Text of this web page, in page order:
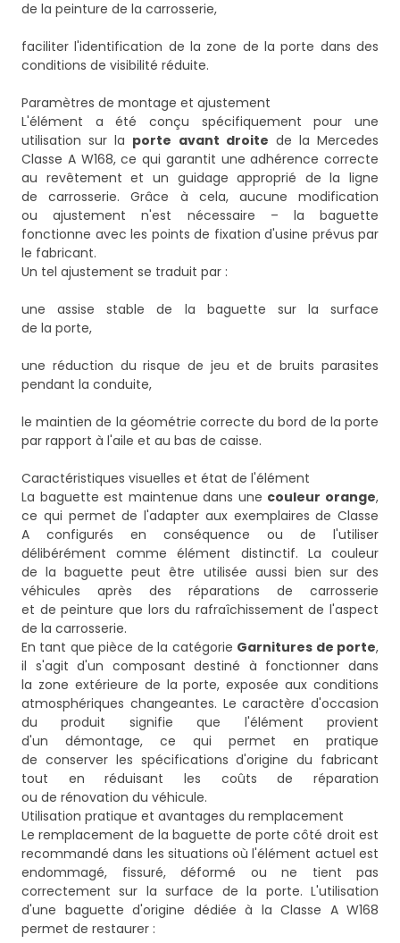
de la peinture de la carrosserie,
faciliter l'identification de la zone de la porte dans des
conditions de visibilité réduite.
Paramètres de montage et ajustement
L'élément a été conçu spécifiquement pour une
utilisation sur la porte avant droite de la Mercedes
Classe A W168, ce qui garantit une adhérence correcte
au revêtement et un guidage approprié de la ligne
de carrosserie. Grâce à cela, aucune modification
ou ajustement n'est nécessaire – la baguette
fonctionne avec les points de fixation d'usine prévus par
le fabricant.
Un tel ajustement se traduit par :
une assise stable de la baguette sur la surface
de la porte,
une réduction du risque de jeu et de bruits parasites
pendant la conduite,
le maintien de la géométrie correcte du bord de la porte
par rapport à l'aile et au bas de caisse.
Caractéristiques visuelles et état de l'élément
La baguette est maintenue dans une couleur orange,
ce qui permet de l'adapter aux exemplaires de Classe
A configurés en conséquence ou de l'utiliser
délibérément comme élément distinctif. La couleur
de la baguette peut être utilisée aussi bien sur des
véhicules après des réparations de carrosserie
et de peinture que lors du rafraîchissement de l'aspect
de la carrosserie.
En tant que pièce de la catégorie Garnitures de porte,
il s'agit d'un composant destiné à fonctionner dans
la zone extérieure de la porte, exposée aux conditions
atmosphériques changeantes. Le caractère d'occasion
du produit signifie que l'élément provient
d'un démontage, ce qui permet en pratique
de conserver les spécifications d'origine du fabricant
tout en réduisant les coûts de réparation
ou de rénovation du véhicule.
Utilisation pratique et avantages du remplacement
Le remplacement de la baguette de porte côté droit est
recommandé dans les situations où l'élément actuel est
endommagé, fissuré, déformé ou ne tient pas
correctement sur la surface de la porte. L'utilisation
d'une baguette d'origine dédiée à la Classe A W168
permet de restaurer :